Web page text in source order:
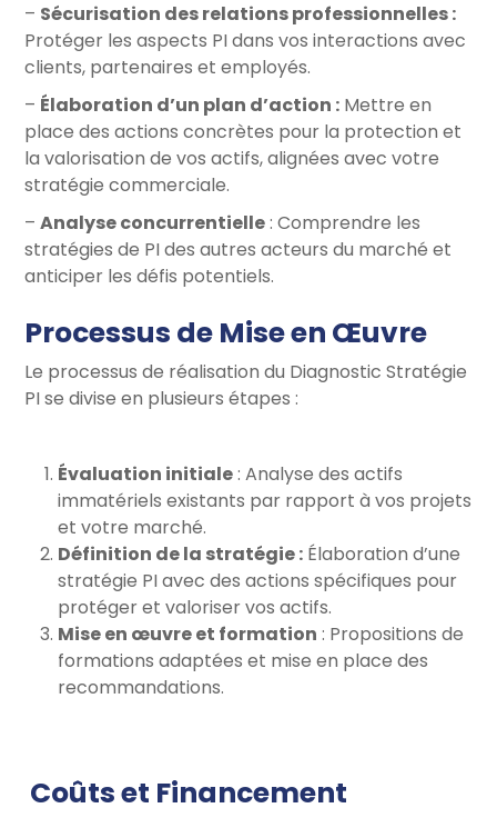
– Sécurisation des relations professionnelles :
Protéger les aspects PI dans vos interactions avec
clients, partenaires et employés.
– Élaboration d’un plan d’action : Mettre en
place des actions concrètes pour la protection et
la valorisation de vos actifs, alignées avec votre
stratégie commerciale.
–Analyse concurrentielle: Comprendre les
stratégies de PI des autres acteurs du marché et
anticiper les défis potentiels.
Processus de Mise en Œuvre
Le processus de réalisation du Diagnostic Stratégie
PI se divise en plusieurs étapes :
Évaluation initiale: Analyse des actifs
immatériels existants par rapport à vos projets
et votre marché.
Définition de la stratégie : Élaboration d’une
stratégie PI avec des actions spécifiques pour
protéger et valoriser vos actifs.
Mise en œuvre et formation : Propositions de
formations adaptées et mise en place des
recommandations.
Coûts et Financement